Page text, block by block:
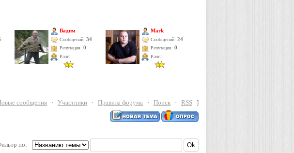
Вадим
Сообщений: 34
Репутация: 0
Ранг:
Mark
Сообщений: 24
Репутация: 0
Ранг:
сообщения · Участники · Правила форума · Поиск · RSS ]
по: